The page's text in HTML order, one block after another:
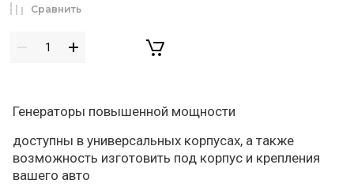
Сравнить
Генераторы повышенной мощности
доступны в универсальных корпусах, а также
возможность изготовить под корпус и крепления
вашего авто